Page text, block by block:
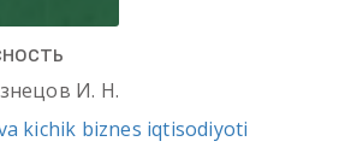
И. Н.
kichik biznes iqtisodiyoti